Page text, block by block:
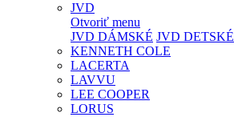
JVD
Otvoriť menu
JVD DÁMSKÉ JVD DETSKÉ
KENNETH COLE
LACERTA
LAVVU
LEE COOPER
LORUS